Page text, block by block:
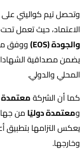
وتحصل تيم كواليتي على
الاعتماد، حيث تعمل
والجودة (EOS)
ووفق
يضمن مصداقية
المحلي والدولي.
كما أن الشركةمعتمدة
ومعتمدة دوليًامن
يعكس التزامها بتطبيق
وخارجها.